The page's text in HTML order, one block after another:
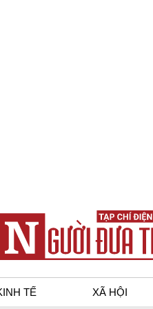
TẾ XÃ HỘI